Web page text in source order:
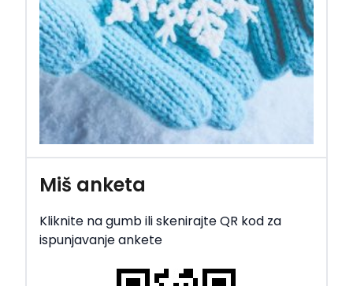
Miš anketa
Kliknite na gumb ili skenirajte QR kod za
ispunjavanje ankete